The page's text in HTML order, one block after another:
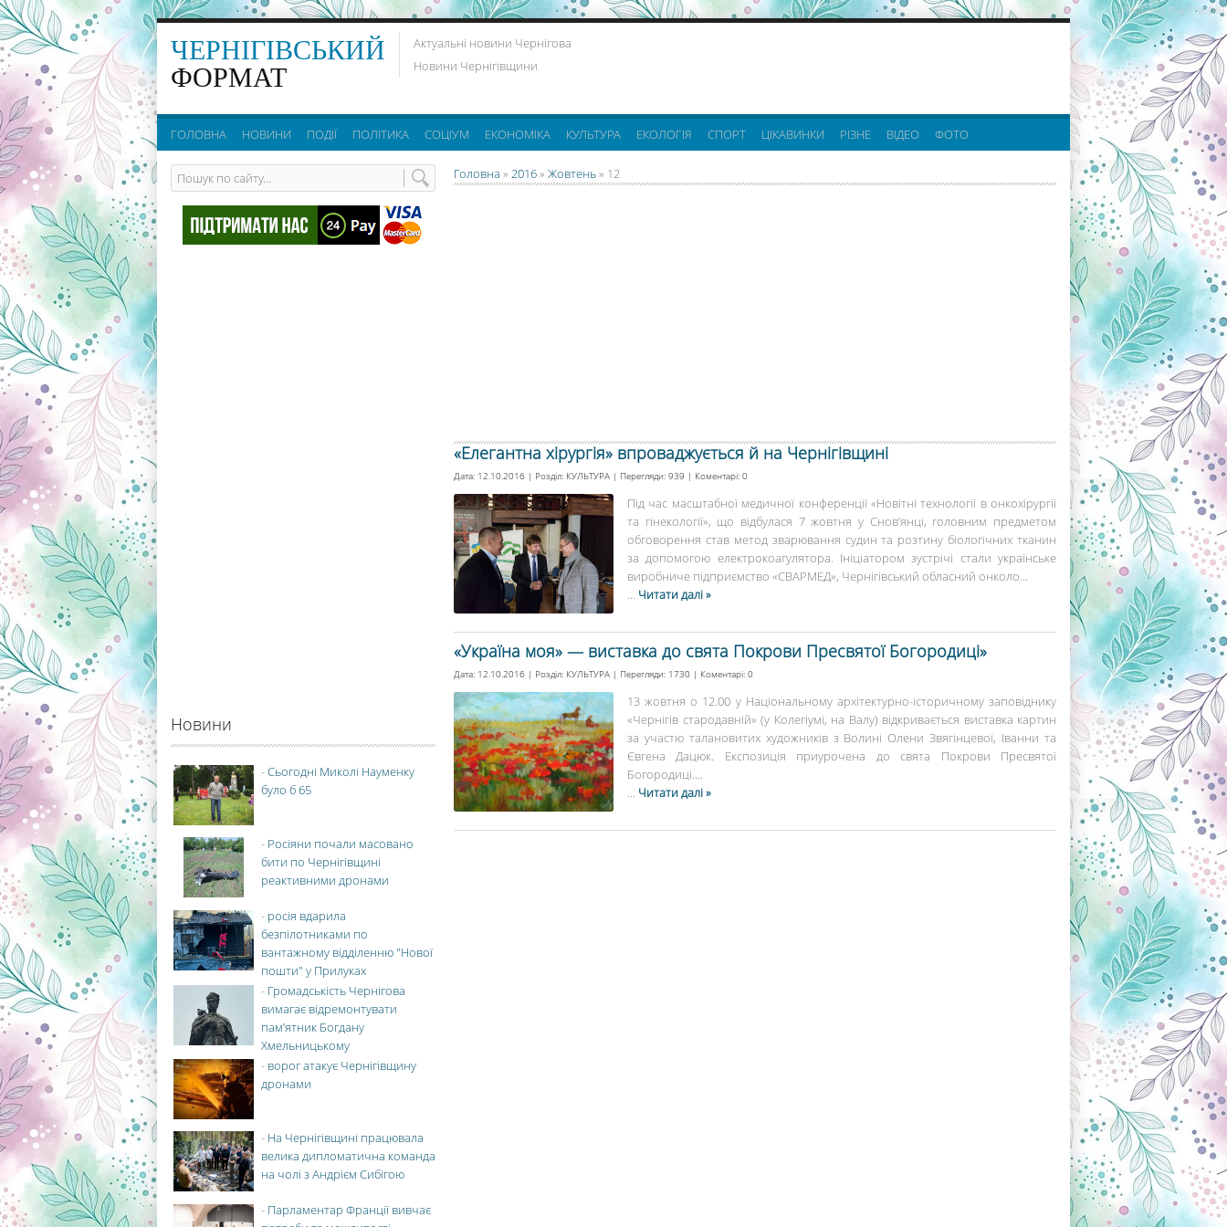
реклама партнерів:
ЧЕРНІГІВСЬКИЙ
ФОРМАТ
Актуальні новини Чернігова
Новини Чернігівщини
ГОЛОВНА НОВИНИ ПОДІЇ ПОЛІТИКА СОЦІУМ ЕКОНОМІКА КУЛЬТУРА ЕКОЛОГІЯ СПОРТ ЦІКАВИНКИ РІЗНЕ ВІДЕО ФОТО
Головна » 2016» Жовтень» 12
«Елегантна хірургія» впроваджується й на Чернігівщині
Дата: 12.10.2016 | Розділ: КУЛЬТУРА | Перегляди: 939 | Коментарі: 0
Під час масштабної медичної конференції «Новітні технології в онкохірургії
та гінекології», що відбулася 7 жовтня у Снов’янці, головним предметом
обговорення став метод зварювання судин та розтину біологічних тканин
за допомогою електрокоагулятора. Ініціатором зустрічі стали українське
виробниче підприємство «СВАРМЕД», Чернігівський обласний онколо...
... Читати далі »
«Україна моя» — виставка до свята Покрови Пресвятої Богородиці»
Дата: 12.10.2016 | Розділ: КУЛЬТУРА | Перегляди: 1730 | Коментарі: 0
13 жовтня о 12.00 у Національному архітектурно-історичному заповіднику
«Чернігів стародавній» (у Колегіумі, на Валу) відкривається виставка картин
за участю талановитих художників з Волині Олени Звягінцевої, Іванни та
Євгена Дацюк. Експозиція приурочена до свята Покрови Пресвятої
Богородиці....
... Читати далі »
Новини
-Сьогодні Миколі Науменку
було б 65
- Росіяни почали масовано
бити по Чернігівщині
реактивними дронами
- росія вдарила
безпілотниками по
вантажному відділенню "Нової
пошти" у Прилуках
- Громадськість Чернігова
вимагає відремонтувати
пам’ятник Богдану
Хмельницькому
- ворог атакує Чернігівщину
дронами
- На Чернігівщині працювала
велика дипломатична команда
на чолі з Андрієм Сибігою
- Парламентар Франції вивчає